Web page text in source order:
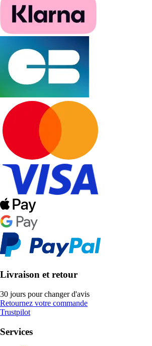
Livraison et retour
30 jours pour changer d'avis
Retournez votre commande
Trustpilot
Services